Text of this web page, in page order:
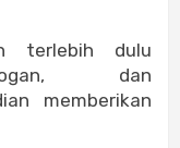
terlebih dulu
dan
memberikan